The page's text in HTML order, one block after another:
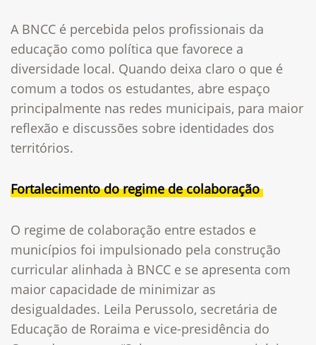
A BNCC é percebida pelos profissionais da
educação como política que favorece a
diversidade local. Quando deixa claro o que é
comum a todos os estudantes, abre espaço
principalmente nas redes municipais, para maior
reflexão e discussões sobre identidades dos
territórios.
Fortalecimento do regime de colaboração
O regime de colaboração entre estados e
municípios foi impulsionado pela construção
curricular alinhada à BNCC e se apresenta com
maior capacidade de minimizar as
desigualdades. Leila Perussolo, secretária de
Educação de Roraima e vice-presidência do